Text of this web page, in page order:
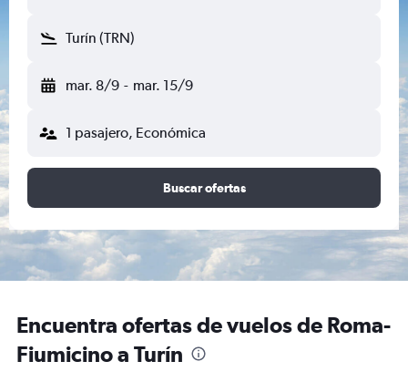
Turín (TRN)
mar. 8/9 - mar. 15/9
1 pasajero, Económica
Buscar ofertas
Encuentra ofertas de vuelos de Roma-
Fiumicino a Turín